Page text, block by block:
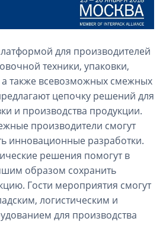
для производителей
техники, упаковки,
а также всевозможных смежных
цепочку решений для
и производства продукции.
производители смогут
инновационные разработки.
решения помогут в
образом сохранить
Гости мероприятия смогут
логистическим и
для производства